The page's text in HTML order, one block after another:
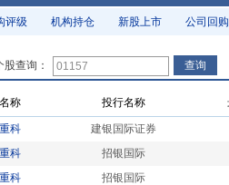
评级 机构持仓 新股上市 公司回购
股查询：
称 投行名称
科
建银国际证券
科
招银国际
科
招银国际